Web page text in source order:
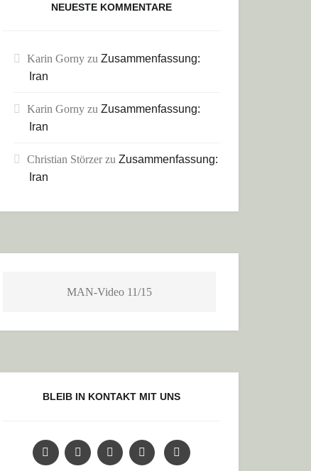
NEUESTE KOMMENTARE
Karin Gorny zuZusammenfassung:
Iran
Karin Gorny zuZusammenfassung:
Iran
Christian StörzerzuZusammenfassung:
Iran
MAN-Video 11/15
BLEIB IN KONTAKT MIT UNS